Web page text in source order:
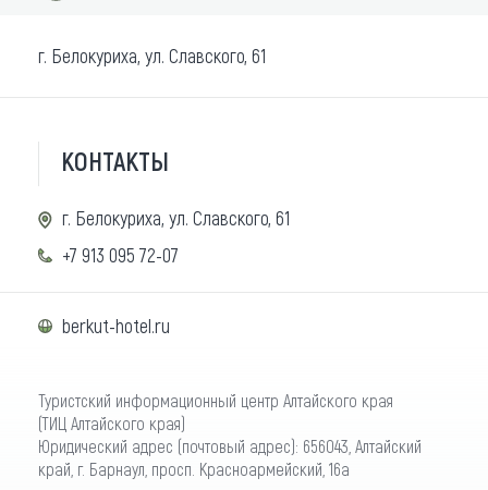
г. Белокуриха, ул. Славского, 61
КОНТАКТЫ
г. Белокуриха, ул. Славского, 61
+7 913 095 72-07
berkut-hotel.ru
Туристский информационный центр Алтайского края
(ТИЦ Алтайского края)
Юридический адрес (почтовый адрес): 656043, Алтайский
край, г. Барнаул, просп. Красноармейский, 16а